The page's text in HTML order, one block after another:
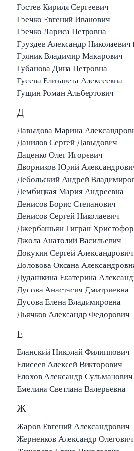
Гостев Кирилл Сергеевич
Гречко Евгений Иванович
Гречко Лариса Петровна
Груздев Александр Николаевич
Гряник Владимир Макарович
Губанова Дина Петровна
Гусева Елизавета Алексеевна
Гущин Роман Альбертович
Д
Давыдова Марина
Данилов Сергей Давыдович
Даценко Олег Игоревич
Дворников Юрий
Дебольский Андрей
Дембицкая Мария Андреевна
Денисов Борис Степанович
Денисов Сергей Николаевич
Джербашьян Тигран
Джола Анатолий Васильевич
Докукин Сергей Александрович
Доловова Оксана
Дудашкина Екатерина
Дусова Анастасия Дмитриевна
Дусова Елена Владимировна
Дьячков Александр Федорович
Е
Еланский Николай Филиппович
Елисеев Алексей Викторович
Елохов Александр Сульманович
Емелина Светлана Валерьевна
Ж
Жаров Евгений Александрович
Жерненков Александр Олегович